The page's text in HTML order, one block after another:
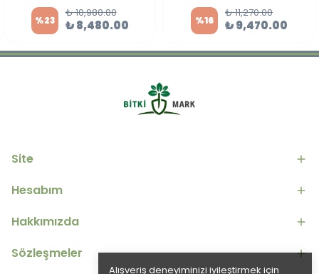
Alışveriş deneyiminizi iyileştirmek için
%23
₺ 10,980.00
₺ 8,480.00 %16
₺ 11,270.00
₺ 9,470.00
Site
Hesabım
Hakkımızda
Sözleşmeler